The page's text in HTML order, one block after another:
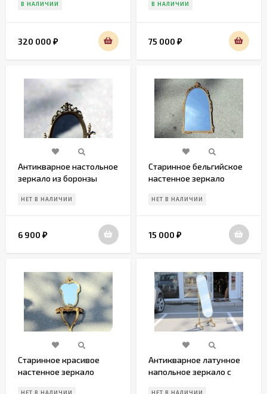
В НАЛИЧИИ
320 000 ₽
В НАЛИЧИИ
75 000 ₽
Антикварное настольное
зеркало из боронзы
НЕТ В НАЛИЧИИ
6 900 ₽
Старинное бельгийское
настенное зеркало
НЕТ В НАЛИЧИИ
15 000 ₽
Старинное красивое
настенное зеркало
НЕТ В НАЛИЧИИ
Антикварное латунное
напольное зеркало с
НЕТ В НАЛИЧИИ